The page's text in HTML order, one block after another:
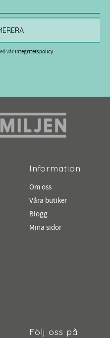
vårintegritetspolicy.
Information
Om oss
Våra butiker
Blogg
Mina sidor
Följ oss på: